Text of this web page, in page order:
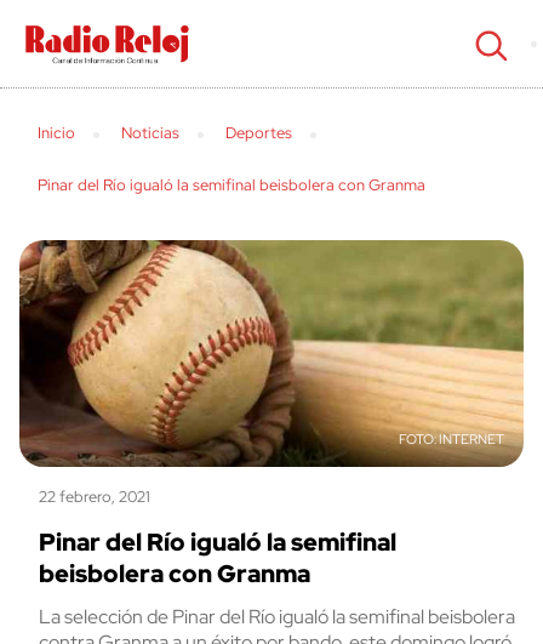
cerrar
Inicio Noticias Deportes
Pinar del Río igualó la semifinal beisbolera con Granma
INTERNET
22 febrero, 2021
Pinar del Río igualó la semifinal
beisbolera con Granma
La selección de Pinar del Río igualó la semifinal beisbolera